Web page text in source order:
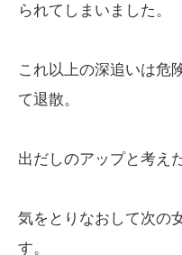
られてしまいました。
これ以上の深追いは危
て退散。
出だしのアップと考え
気をとりなおして次の
す。